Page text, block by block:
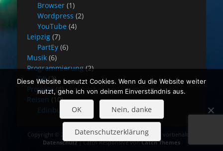
Browser (1)
Wordpress (2)
YouTube (4)
Leipzig (7)
PartEy (6)
Musik (6)
Programmierung (2)
C#(2)
Projekte (4)
Reisen (10)
Edinburgh(8)
Copyright © 2026 Blog Stefan Rehwald. Alle Rechte vorbehalten.
Datenschutz| Catch Responsive vonCatch Themes
Diese Website benutzt Cookies. Wenn du die Website weiter
nutzt, gehe ich von deinem Einverständnis aus.
OK Nein, danke
Datenschutzerklärung